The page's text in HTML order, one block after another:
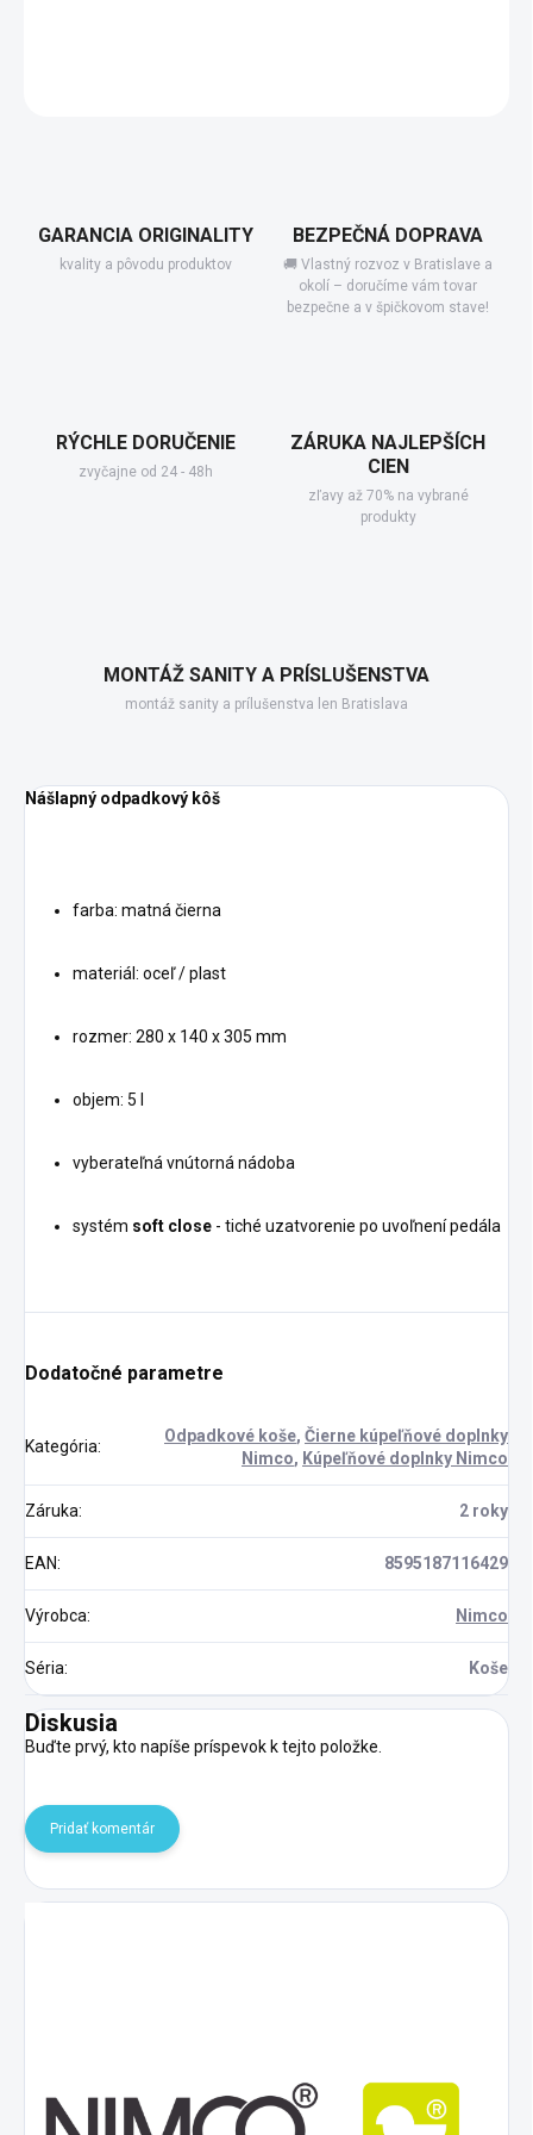
GARANCIA ORIGINALITY
kvality a pôvodu produktov
BEZPEČNÁ DOPRAVA
🚚 Vlastný rozvoz v Bratislave a
okolí – doručíme vám tovar
bezpečne a v špičkovom stave!
RÝCHLE DORUČENIE
zvyčajne od 24 - 48h
ZÁRUKA NAJLEPŠÍCH
CIEN
zľavy až 70% na vybrané
produkty
MONTÁŽ SANITY A PRÍSLUŠENSTVA
montáž sanity a prílušenstva len Bratislava
Nášlapný odpadkový kôš
farba: matná čierna
materiál: oceľ / plast
rozmer: 280 x 140 x 305 mm
objem: 5 l
vyberateľná vnútorná nádoba
systém soft close - tiché uzatvorenie po uvoľnení pedála
Dodatočné parametre
Kategória:
Odpadkové koše, Čierne kúpeľňové doplnky
Nimco, Kúpeľňové doplnky Nimco
Záruka: 2 roky
EAN: 8595187116429
Výrobca: Nimco
Séria: Koše
Diskusia
Buďte prvý, kto napíše príspevok k tejto položke.
Pridať komentár